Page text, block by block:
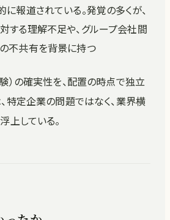
報道されている。発覚の多くが、
する理解不足や、グループ会社間
不共有を背景に持つ
）の確実性を、配置の時点で独立
特定企業の問題ではなく、業界横
上している。